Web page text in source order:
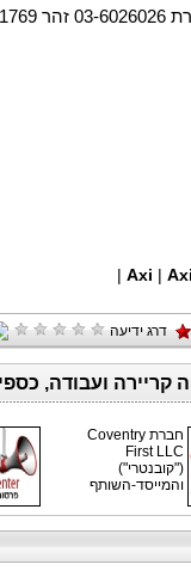
2641769
Axi |
|
דרג ידיעה
קריירה ועבודה,
חברת Coventry
First LLC
("קובנטרי")
והמייסד-השותף